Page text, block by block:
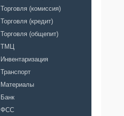
Торговля (комиссия)
Торговля (кредит)
Торговля (общепит)
ТМЦ
Инвентаризация
Транспорт
Материалы
Банк
ФСС